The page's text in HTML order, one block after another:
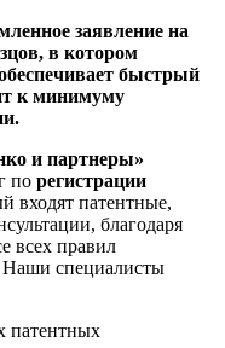
заявление на
в котором
быстрый
к минимуму
и партнеры»
по регистрации
входят патентные,
благодаря
всех правил
Наши специалисты
патентных